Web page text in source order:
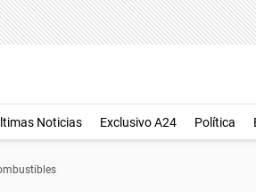
Noticias Exclusivo A24 Política